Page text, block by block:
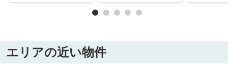
エリアの近い物件